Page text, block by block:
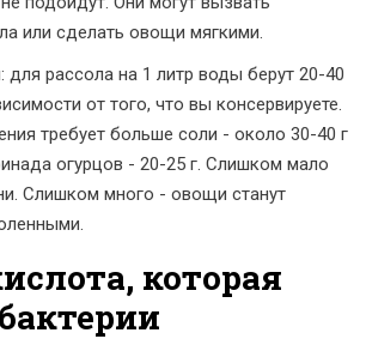
или сделать овощи мягкими.
рассола на 1 литр воды берут 20-40
от того, что вы консервируете.
требует больше соли - около 30-40 г
огурцов - 20-25 г. Слишком мало
Слишком много - овощи станут
которая